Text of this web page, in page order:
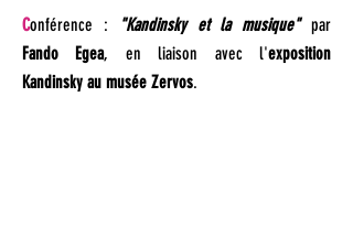
Conférence : "Kandinsky et la musique"par
Fando Egea, en liaison avec l'exposition
Kandinsky au musée Zervos.